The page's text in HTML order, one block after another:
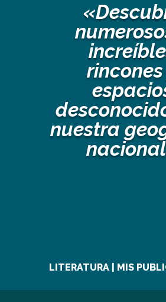
nuestra
LITERATURA | MIS